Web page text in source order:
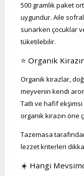
500 gramlık paket
uygundur. Aile
sunarken çocuklar
tüketilebilir.
⭐ Organik
Organik kirazlar,
meyvenin kendi
Tatlı ve hafif
organik kirazın öne
Tazemasa
lezzet kriterleri
☀️ Hangi